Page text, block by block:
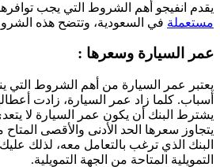
يقدم انفيجو أهم الشروط التي يجب
مستعملة في السعودية، وتتضح هذه
عمر السيارة وسعرها :
يعتبر عمر السيارة من أهم الشروط التي
أسباب. كلما زاد عمر السيارة، زادت
يشترط البنك أن يكون عمر السيارة لا
يتجاوز سعرها الحد الأدنى والأقصى المتاح
البنك الذي ترغب بالتعامل معه، لذلك
التمويلية المتاحة من الجهة التمويلية.